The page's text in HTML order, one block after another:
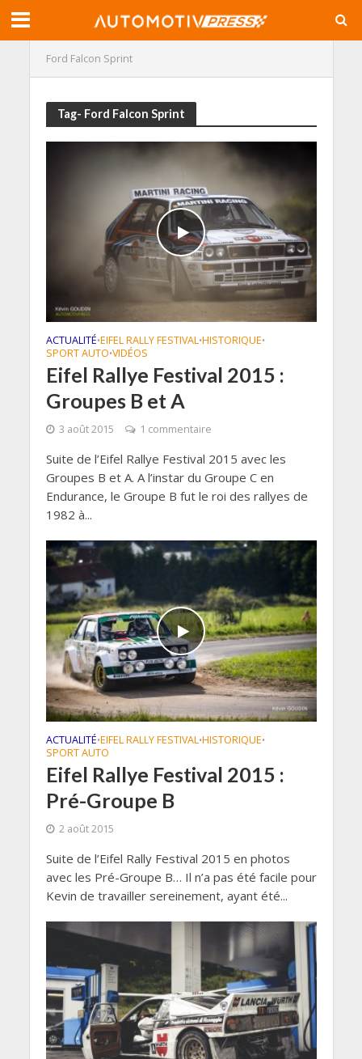
Ford Falcon Sprint
Tag- Ford Falcon Sprint
ACTUALITÉ•EIFEL RALLY FESTIVAL•HISTORIQUE•
SPORT AUTO•VIDÉOS
Eifel Rallye Festival 2015 :
Groupes B et A
3 août 2015 1 commentaire
Suite de l’Eifel Rallye Festival 2015 avec les
Groupes B et A. A l’instar du Groupe C en
Endurance, le Groupe B fut le roi des rallyes de
1982 à...
ACTUALITÉ•EIFEL RALLY FESTIVAL•HISTORIQUE•
SPORT AUTO
Eifel Rallye Festival 2015 :
Pré-Groupe B
2 août 2015
Suite de l’Eifel Rally Festival 2015 en photos
avec les Pré-Groupe B… Il n’a pas été facile pour
Kevin de travailler sereinement, ayant été...